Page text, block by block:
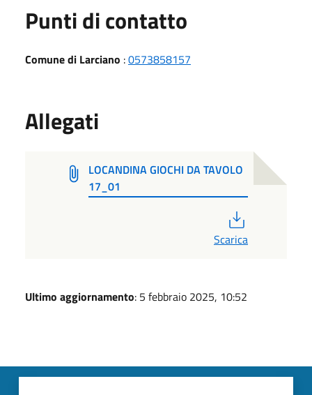
Punti di contatto
Comune di Larciano :0573858157
Allegati
LOCANDINA GIOCHI DA TAVOLO
17_01
Scarica
Ultimo aggiornamento: 5 febbraio 2025, 10:52